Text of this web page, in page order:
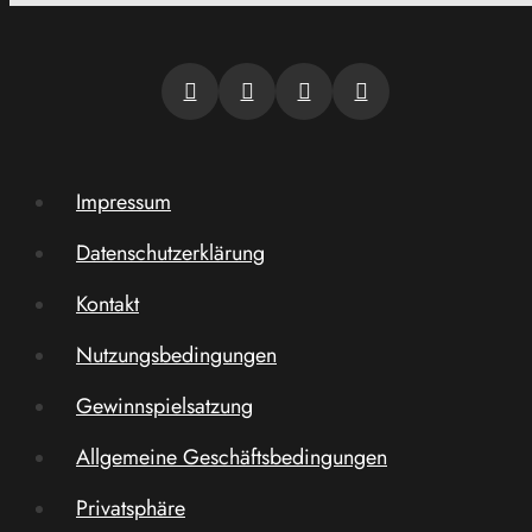
Impressum
Datenschutzerklärung
Kontakt
Nutzungsbedingungen
Gewinnspielsatzung
Allgemeine Geschäftsbedingungen
Privatsphäre